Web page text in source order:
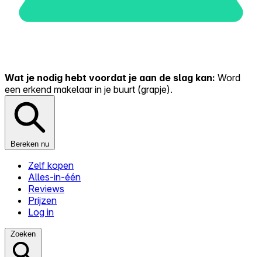
Wat je nodig hebt voordat je aan de slag kan: Word
een erkend makelaar in je buurt (grapje).
Bereken nu
Zelf kopen
Alles-in-één
Reviews
Prijzen
Log in
Zoeken